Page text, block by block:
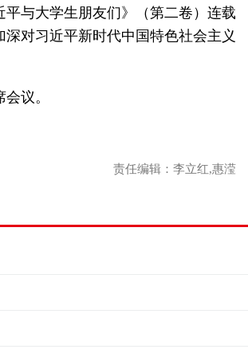
与大学生朋友们》（第二卷）连载
对习近平新时代中国特色社会主义
议。
责任编辑：李立红,惠滢